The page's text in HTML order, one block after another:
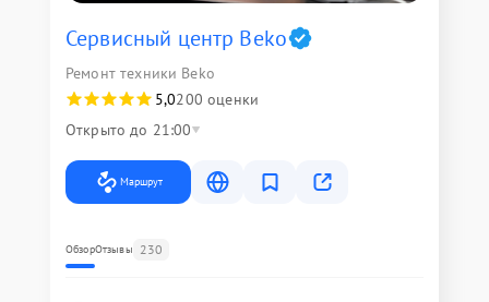
Сервисный центр Beko
Ремонт техники Beko
5,0200 оценки
Открыто до 21:00
Маршрут
ОбзорОтзывы 230